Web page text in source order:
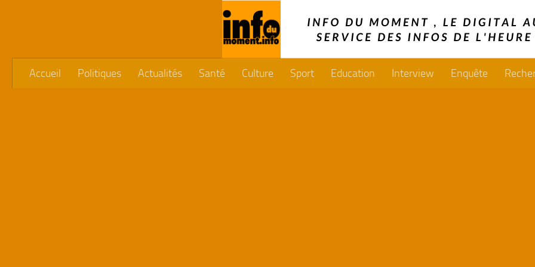
Accueil Politiques Actualités Santé Culture Sport Education Interview Enquête